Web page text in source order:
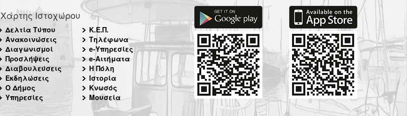
Χάρτης Ιστοχώρου
Δελτία Τύπου
Ανακοινώσεις
Διαγωνισμοί
Προσλήψεις
Διαβουλεύσεις
Εκδηλώσεις
Ο Δήμος
Υπηρεσίες
Κ.Ε.Π.
Τηλέφωνα
e-Υπηρεσίες
e-Αιτήματα
Η Πόλη
Ιστορία
Κνωσός
Μουσεία